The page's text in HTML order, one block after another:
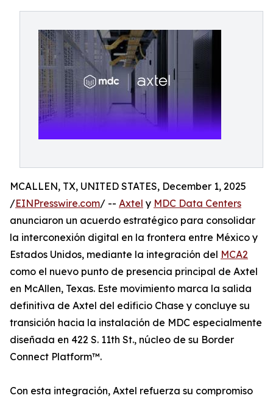
MCALLEN, TX, UNITED STATES, December 1, 2025
/EINPresswire.com/ -- Axtel y MDC Data Centers
anunciaron un acuerdo estratégico para consolidar
la interconexión digital en la frontera entre México y
Estados Unidos, mediante la integración del MCA2
como el nuevo punto de presencia principal de Axtel
en McAllen, Texas. Este movimiento marca la salida
definitiva de Axtel del edificio Chase y concluye su
transición hacia la instalación de MDC especialmente
diseñada en 422 S. 11th St., núcleo de su Border
Connect Platform™.
Con esta integración, Axtel refuerza su compromiso